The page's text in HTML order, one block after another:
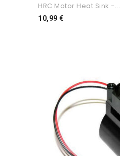
HRC Motor Heat Sink -...
10,99 €Preço